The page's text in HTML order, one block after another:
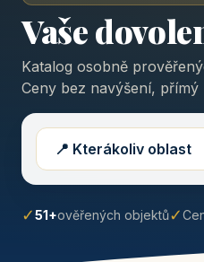
Vaše
Katalog osobně
Ceny bez navýšení,
✓51+ověřených objektů✓